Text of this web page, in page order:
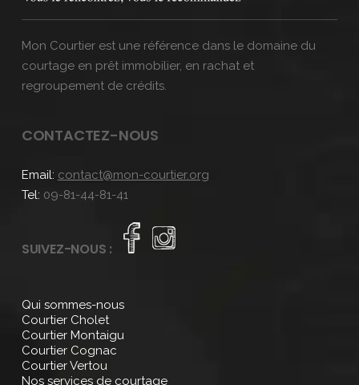
Mon Courtier est une référence dans le domaine du
courtage en prêt immobilier, en rachat et
regroupement de crédits.
CONTACTEZ-NOUS
Email: contact@mon-courtier.org
Tel: 09-81-44-81-41
SUIVEZ-NOUS :
Qui sommes-nous
Courtier Cholet
Courtier Montaigu
Courtier Cognac
Courtier Vertou
Nos services de courtage